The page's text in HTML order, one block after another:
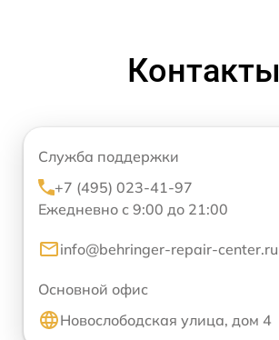
Контакты
Служба поддержки
+7 (495) 023-41-97
Ежедневно с 9:00 до 21:00
info@behringer-repair-center.ru
Основной офис
Новослободская улица, дом 4